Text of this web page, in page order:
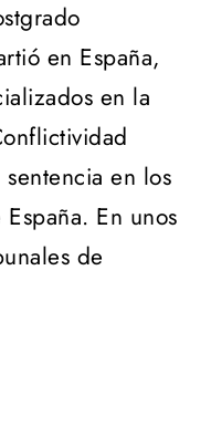
en España,
en la
en los
En unos
de